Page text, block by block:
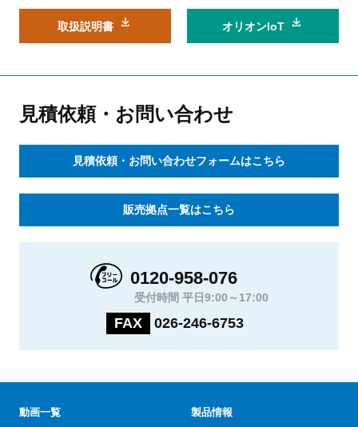
取扱説明書 オリオンIoT
見積依頼・お問い合わせ
見積依頼・お問い合わせフォームはこちら
販売拠点一覧はこちら
0120-958-076
受付時間 平日9:00～17:00
FAX 026-246-6753
動画一覧 製品情報